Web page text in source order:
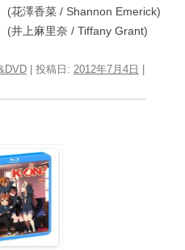
(花澤香菜 / Shannon Emerick)
(井上麻里奈 / Tiffany Grant)
| 投稿日: 2012年7月4日